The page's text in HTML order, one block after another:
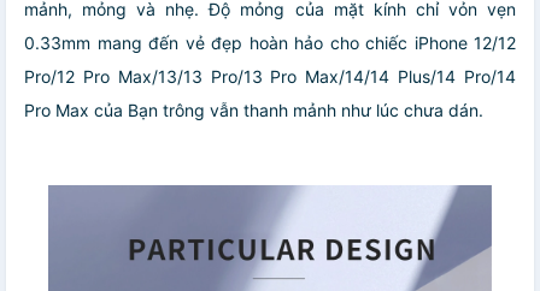
mảnh, mỏng và nhẹ. Độ mỏng của mặt kính chỉ vỏn vẹn
0.33mm mang đến vẻ đẹp hoàn hảo cho chiếc iPhone 12/12
Pro/12 Pro Max/13/13 Pro/13 Pro Max/14/14 Plus/14 Pro/14
Pro Max của Bạn trông vẫn thanh mảnh như lúc chưa dán.